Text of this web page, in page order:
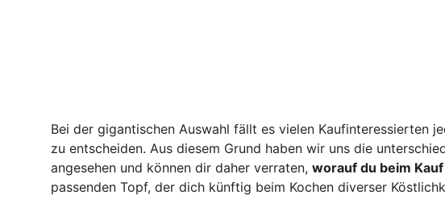
Bei der gigantischen Auswahl fällt es vielen Kaufinteressierten
zu entscheiden. Aus diesem Grund haben wir uns die
angesehen und können dir daher verraten, worauf du beim
passenden Topf, der dich künftig beim Kochen diverser